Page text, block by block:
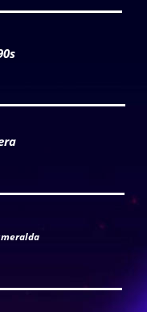
nostrud laboris sunt
lorem nulla. Aliqua
ad, consequat
culpa eiusmod
teatro, musicales,